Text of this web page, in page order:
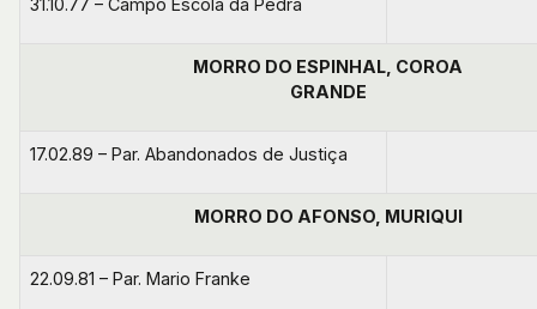
31.10.77 – Campo Escola da Pedra
MORRO DO ESPINHAL, COROA
GRANDE
17.02.89 – Par. Abandonados de Justiça
MORRO DO AFONSO, MURIQUI
22.09.81 – Par. Mario Franke